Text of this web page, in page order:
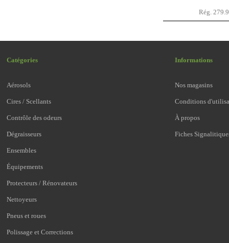
Rég.
Catégories
Aérosols
Cires / Scellants
Contrôle des odeurs
Dégraisseurs
Ensembles
Équipements
Protecteurs / Rénovateurs
Nettoyeurs
Pneus et roues
Polissage et Corrections
Informations
Nos magasins
Conditions
À propos
Fiches